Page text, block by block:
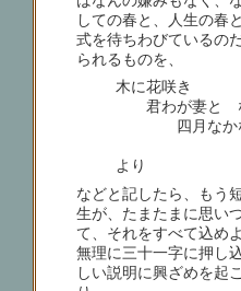
しての春と、人生の春
式を待ちわびているの
られるものを、
木に花咲き
君わが妻と
四月なかな
前田夕
より
などと記したら、もう
生が、たまたまに思い
て、それをすべて込め
無理に三十一字に押し
しい説明に興ざめを起